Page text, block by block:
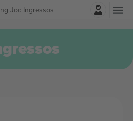
Joc Ingressos
Entrar